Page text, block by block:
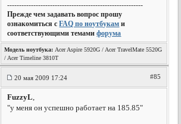
---------------------------------------------------------
Прежде чем задавать вопрос прошу
ознакомиться сFAQ по ноутбукам и
соответствующими темамифорума
Модель ноутбука: Acer Aspire 5920G / Acer TravelMate 5520G
/ Acer Timeline 3810T
20 мая 2009 17:24 #85
FuzzyL,
"у меня он успешно работает на 185.85"